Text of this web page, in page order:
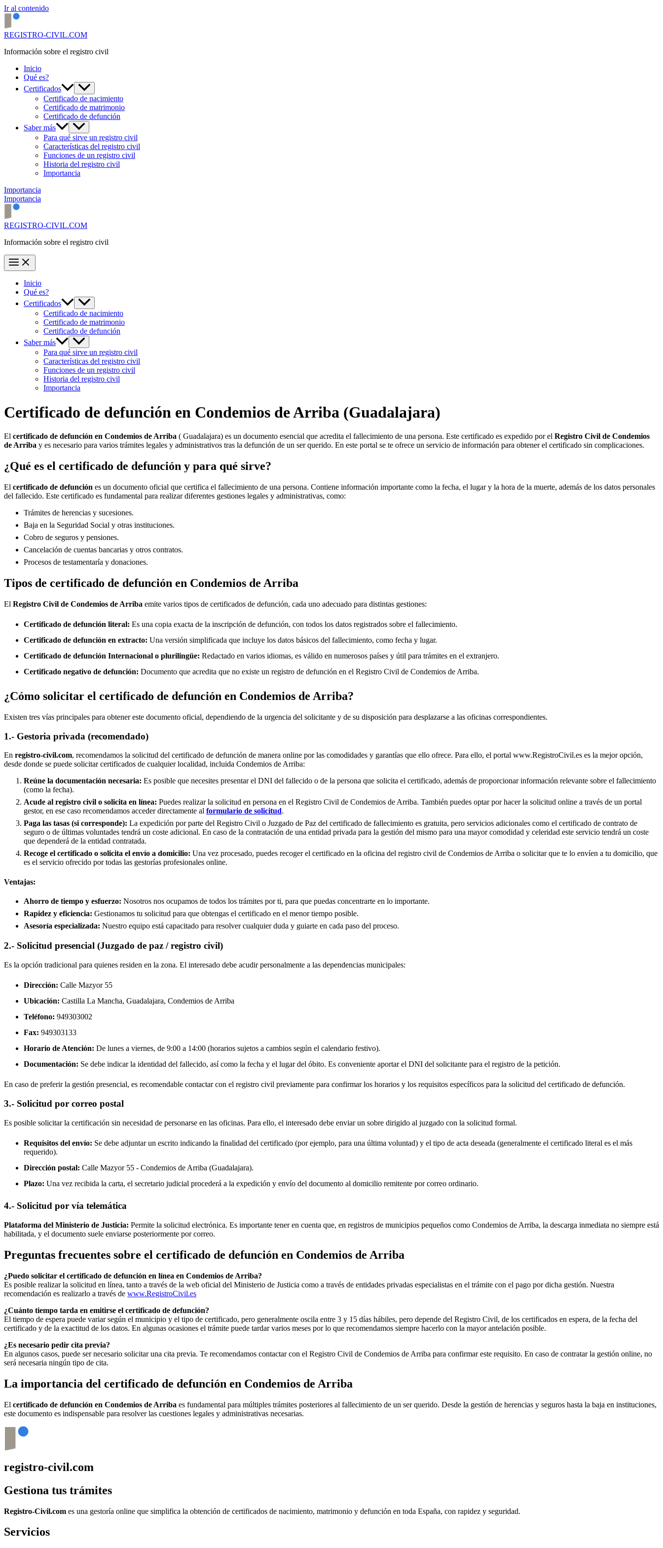
Ir al contenido
REGISTRO-CIVIL.COM
Información sobre el registro civil
Inicio
Qué es?
Certificados
Certificado de nacimiento
Certificado de matrimonio
Certificado de defunción
Saber más
Para qué sirve un registro civil
Características del registro civil
Funciones de un registro civil
Historia del registro civil
Importancia
Importancia
Importancia
REGISTRO-CIVIL.COM
Información sobre el registro civil
Inicio
Qué es?
Certificados
Certificado de nacimiento
Certificado de matrimonio
Certificado de defunción
Saber más
Para qué sirve un registro civil
Características del registro civil
Funciones de un registro civil
Historia del registro civil
Importancia
Certificado de defunción en Condemios de Arriba (Guadalajara)
El certificado de defunción en Condemios de Arriba ( Guadalajara) es un documento esencial que acredita el fallecimiento de una persona. Este certificado es expedido por el Registro Civil de Condemios
de Arriba y es necesario para varios trámites legales y administrativos tras la defunción de un ser querido. En este portal se te ofrece un servicio de información para obtener el certificado sin complicaciones.
¿Qué es el certificado de defunción y para qué sirve?
El certificado de defunción es un documento oficial que certifica el fallecimiento de una persona. Contiene información importante como la fecha, el lugar y la hora de la muerte, además de los datos personales
del fallecido. Este certificado es fundamental para realizar diferentes gestiones legales y administrativas, como:
Trámites de herencias y sucesiones.
Baja en la Seguridad Social y otras instituciones.
Cobro de seguros y pensiones.
Cancelación de cuentas bancarias y otros contratos.
Procesos de testamentaría y donaciones.
Tipos de certificado de defunción en Condemios de Arriba
El Registro Civil de Condemios de Arriba emite varios tipos de certificados de defunción, cada uno adecuado para distintas gestiones:
Certificado de defunción literal: Es una copia exacta de la inscripción de defunción, con todos los datos registrados sobre el fallecimiento.
Certificado de defunción en extracto: Una versión simplificada que incluye los datos básicos del fallecimiento, como fecha y lugar.
Certificado de defunción Internacional o plurilingüe: Redactado en varios idiomas, es válido en numerosos países y útil para trámites en el extranjero.
Certificado negativo de defunción: Documento que acredita que no existe un registro de defunción en el Registro Civil de Condemios de Arriba.
¿Cómo solicitar el certificado de defunción en Condemios de Arriba?
Existen tres vías principales para obtener este documento oficial, dependiendo de la urgencia del solicitante y de su disposición para desplazarse a las oficinas correspondientes.
1.- Gestoria privada (recomendado)
En registro-civil.com, recomendamos la solicitud del certificado de defunción de manera online por las comodidades y garantías que ello ofrece. Para ello, el portal www.RegistroCivil.es es la mejor opción,
desde donde se puede solicitar certificados de cualquier localidad, incluida Condemios de Arriba:
Reúne la documentación necesaria: Es posible que necesites presentar el DNI del fallecido o de la persona que solicita el certificado, además de proporcionar información relevante sobre el fallecimiento
(como la fecha).
Acude al registro civil o solicita en línea: Puedes realizar la solicitud en persona en el Registro Civil de Condemios de Arriba. También puedes optar por hacer la solicitud online a través de un portal
gestor, en ese caso recomendamos acceder directamente al formulario de solicitud.
Paga las tasas (si corresponde): La expedición por parte del Registro Civil o Juzgado de Paz del certificado de fallecimiento es gratuita, pero servicios adicionales como el certificado de contrato de
seguro o de últimas voluntades tendrá un coste adicional. En caso de la contratación de una entidad privada para la gestión del mismo para una mayor comodidad y celeridad este servicio tendrá un coste
que dependerá de la entidad contratada.
Recoge el certificado o solicita el envío a domicilio: Una vez procesado, puedes recoger el certificado en la oficina del registro civil de Condemios de Arriba o solicitar que te lo envíen a tu domicilio, que
es el servicio ofrecido por todas las gestorías profesionales online.
Ventajas:
Ahorro de tiempo y esfuerzo: Nosotros nos ocupamos de todos los trámites por ti, para que puedas concentrarte en lo importante.
Rapidez y eficiencia: Gestionamos tu solicitud para que obtengas el certificado en el menor tiempo posible.
Asesoría especializada: Nuestro equipo está capacitado para resolver cualquier duda y guiarte en cada paso del proceso.
2.- Solicitud presencial (Juzgado de paz / registro civil)
Es la opción tradicional para quienes residen en la zona. El interesado debe acudir personalmente a las dependencias municipales:
Dirección: Calle Mazyor 55
Ubicación: Castilla La Mancha, Guadalajara, Condemios de Arriba
Teléfono: 949303002
Fax: 949303133
Horario de Atención: De lunes a viernes, de 9:00 a 14:00 (horarios sujetos a cambios según el calendario festivo).
Documentación: Se debe indicar la identidad del fallecido, así como la fecha y el lugar del óbito. Es conveniente aportar el DNI del solicitante para el registro de la petición.
En caso de preferir la gestión presencial, es recomendable contactar con el registro civil previamente para confirmar los horarios y los requisitos específicos para la solicitud del certificado de defunción.
3.- Solicitud por correo postal
Es posible solicitar la certificación sin necesidad de personarse en las oficinas. Para ello, el interesado debe enviar un sobre dirigido al juzgado con la solicitud formal.
Requisitos del envío: Se debe adjuntar un escrito indicando la finalidad del certificado (por ejemplo, para una última voluntad) y el tipo de acta deseada (generalmente el certificado literal es el más
requerido).
Dirección postal: Calle Mazyor 55 - Condemios de Arriba (Guadalajara).
Plazo: Una vez recibida la carta, el secretario judicial procederá a la expedición y envío del documento al domicilio remitente por correo ordinario.
4.- Solicitud por vía telemática
Plataforma del Ministerio de Justicia: Permite la solicitud electrónica. Es importante tener en cuenta que, en registros de municipios pequeños como Condemios de Arriba, la descarga inmediata no siempre está
habilitada, y el documento suele enviarse posteriormente por correo.
Preguntas frecuentes sobre el certificado de defunción en Condemios de Arriba
¿Puedo solicitar el certificado de defunción en línea en Condemios de Arriba?
Es posible realizar la solicitud en línea, tanto a través de la web oficial del Ministerio de Justicia como a través de entidades privadas especialistas en el trámite con el pago por dicha gestión. Nuestra
recomendación es realizarlo a través de www.RegistroCivil.es
¿Cuánto tiempo tarda en emitirse el certificado de defunción?
El tiempo de espera puede variar según el municipio y el tipo de certificado, pero generalmente oscila entre 3 y 15 días hábiles, pero depende del Registro Civil, de los certificados en espera, de la fecha del
certificado y de la exactitud de los datos. En algunas ocasiones el trámite puede tardar varios meses por lo que recomendamos siempre hacerlo con la mayor antelación posible.
¿Es necesario pedir cita previa?
En algunos casos, puede ser necesario solicitar una cita previa. Te recomendamos contactar con el Registro Civil de Condemios de Arriba para confirmar este requisito. En caso de contratar la gestión online, no
será necesaria ningún tipo de cita.
La importancia del certificado de defunción en Condemios de Arriba
El certificado de defunción en Condemios de Arriba es fundamental para múltiples trámites posteriores al fallecimiento de un ser querido. Desde la gestión de herencias y seguros hasta la baja en instituciones,
este documento es indispensable para resolver las cuestiones legales y administrativas necesarias.
registro-civil.com
Gestiona tus trámites
Registro-Civil.com es una gestoría online que simplifica la obtención de certificados de nacimiento, matrimonio y defunción en toda España, con rapidez y seguridad.
Servicios